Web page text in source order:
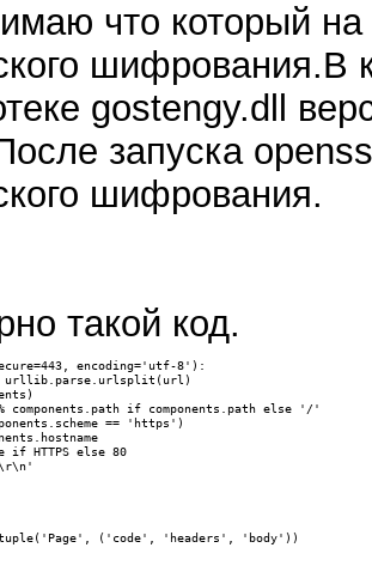
что который
шифрования.В
gostengy.dll
запуска
шифрования.
такой код.
=443 encoding='utf-8' ):
urllib parse urlsplit (url )
)
components path if components path else
'/'
scheme == 'https' )
hostname
if HTTPS else 80
'
( 'Page' ( 'code' 'headers' 'body' ))